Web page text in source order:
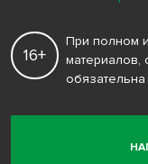
16+
При полном
материалов,
обязательна